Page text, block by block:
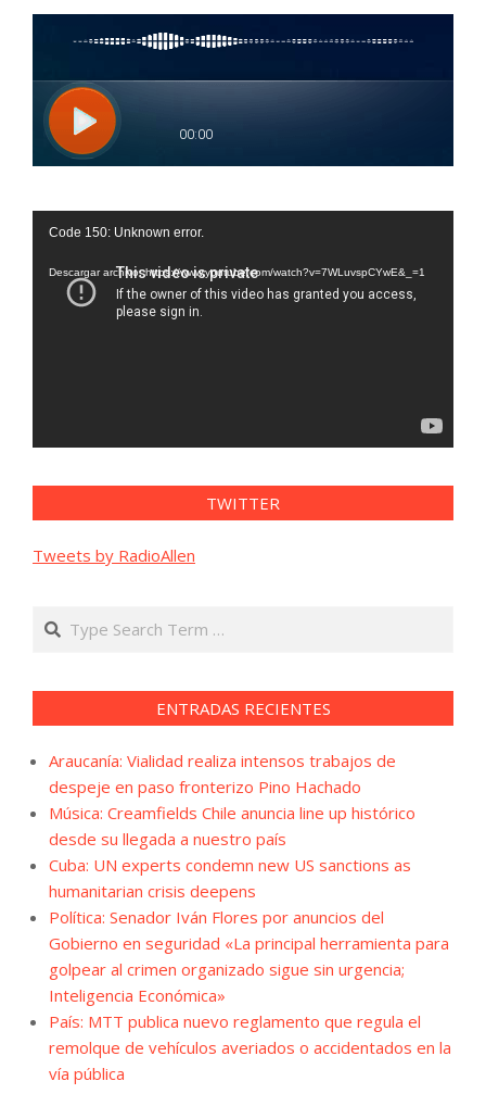
Reproductor
vídeo
Code 150: Unknown error.
Descargar archivo: https://www.youtube.com/watch?v=7WLuvspCYwE&_=1
TWITTER
Tweets by RadioAllen
Search
ENTRADAS RECIENTES
Araucanía: Vialidad realiza intensos trabajos de
despeje en paso fronterizo Pino Hachado
Música: Creamfields Chile anuncia line up histórico
desde su llegada a nuestro país
Cuba: UN experts condemn new US sanctions as
humanitarian crisis deepens
Política: Senador Iván Flores por anuncios del
Gobierno en seguridad «La principal herramienta para
golpear al crimen organizado sigue sin urgencia;
Inteligencia Económica»
País: MTT publica nuevo reglamento que regula el
remolque de vehículos averiados o accidentados en la
vía pública